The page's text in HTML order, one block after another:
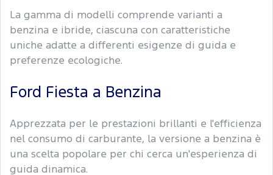
La gamma di modelli comprende varianti a
benzina e ibride, ciascuna con caratteristiche
uniche adatte a differenti esigenze di guida e
preferenze ecologiche.
Ford Fiesta a Benzina
Apprezzata per le prestazioni brillanti e l'efficienza
nel consumo di carburante, la versione a benzina è
una scelta popolare per chi cerca un'esperienza di
guida dinamica.